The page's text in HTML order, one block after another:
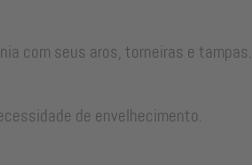
com seus aros, torneiras e tampas.
de envelhecimento.